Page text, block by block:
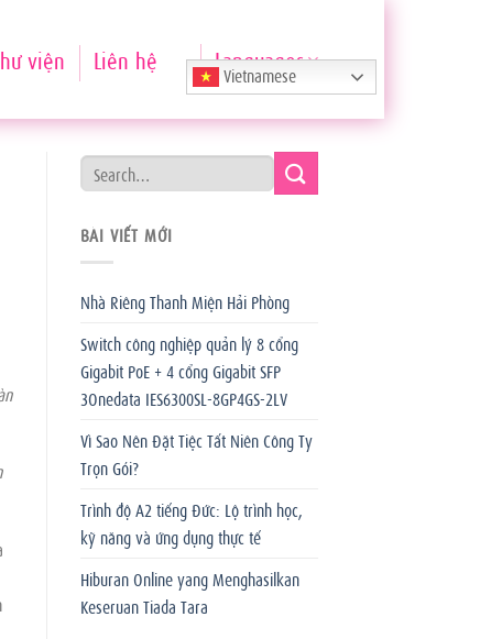
viện Liên hệ Vietnamese
Languages
BÀI VIẾT MỚI
Nhà Riêng Thanh Miện Hải Phòng
Switch công nghiệp quản lý 8 cổng
Gigabit PoE + 4 cổng Gigabit SFP
3Onedata IES6300SL-8GP4GS-2LV
Vì Sao Nên Đặt Tiệc Tất Niên Công Ty
Trọn Gói?
Trình độ A2 tiếng Đức: Lộ trình học,
kỹ năng và ứng dụng thực tế
Hiburan Online yang Menghasilkan
Keseruan Tiada Tara